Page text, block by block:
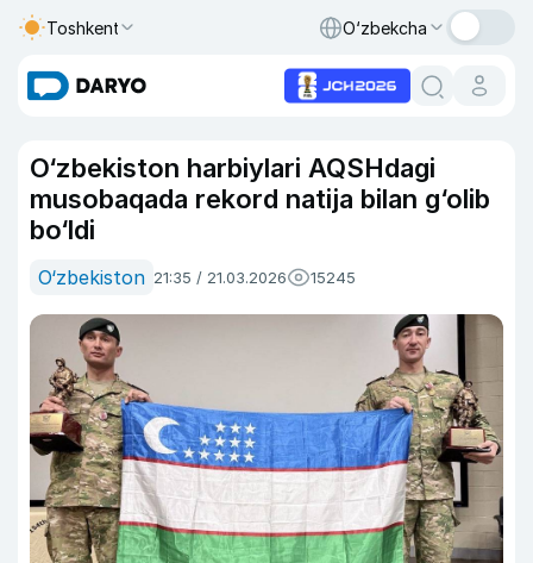
Toshkent O‘zbekcha
O‘zbekiston harbiylari AQSHdagi
musobaqada rekord natija bilan g‘olib
bo‘ldi
O‘zbekiston 21:35 / 21.03.2026 15245